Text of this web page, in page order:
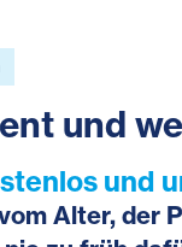
und
und
Alter, der